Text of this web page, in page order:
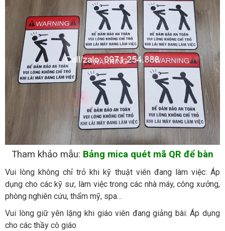
Tham khảo mẫu: Bảng mica quét mã QR để bàn
Vui lòng không chỉ trỏ khi kỹ thuật viên đang làm việc: Áp
dụng cho các kỹ sư, làm việc trong các nhà máy, công xưởng,
phòng nghiên cứu, thẩm mỹ, spa…
Vui lòng giữ yên lặng khi giáo viên đang giảng bài: Áp dụng
cho các thầy cô giáo